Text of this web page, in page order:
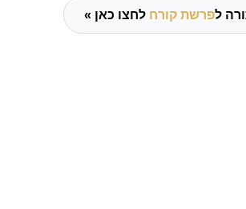
לפרשת קורח לחצו כאן »